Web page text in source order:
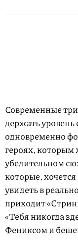
Современные
держать
одновременно
героях, которым
убедительном
которые,
увидеть в
приходит
«Тебя никогда
Фениксом и